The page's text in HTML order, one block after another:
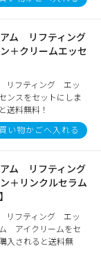
ム リフティング
＋クリームエッセ
フティング エッ
ンスをセットにしま
送料無料！
買い物かごへ入れる
ム リフティング
＋リンクルセラム
フティング エッ
アイクリームをセ
入されると送料無